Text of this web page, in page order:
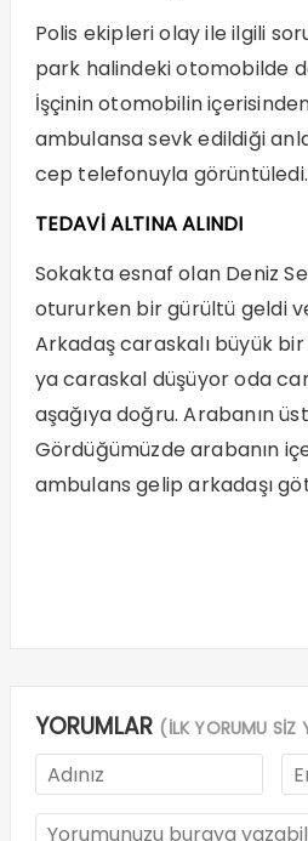
Polis ekipleri olay ile ilgili
park halindeki otomobilde
İşçinin otomobilin
ambulansa sevk edildiği
cep telefonuyla görüntüledi.
TEDAVİ ALTINA ALINDI
Sokakta esnaf olan Deniz
otururken bir gürültü geldi
Arkadaş caraskalı büyük
ya caraskal düşüyor oda
aşağıya doğru. Arabanın
Gördüğümüzde arabanın
ambulans gelip arkadaşı
YORUMLAR (İLK YORUMU SİZ